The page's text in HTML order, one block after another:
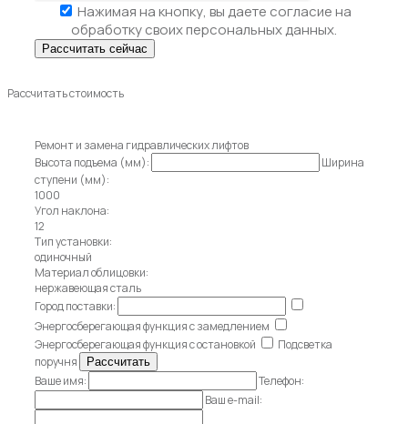
Нажимая на кнопку, вы даете согласие на
обработку своих персональных данных.
Рассчитать стоимость
Ремонт и замена гидравлических лифтов
Высота подъема (мм):
Ширина
ступени (мм):
1000
Угол наклона:
12
Тип установки:
одиночный
Материал облицовки:
нержавеющая сталь
Город поставки:
Энергосберегающая функция с замедлением
Энергосберегающая функция с остановкой
Подсветка
поручня
Ваше имя:
Телефон:
Ваш e-mail: